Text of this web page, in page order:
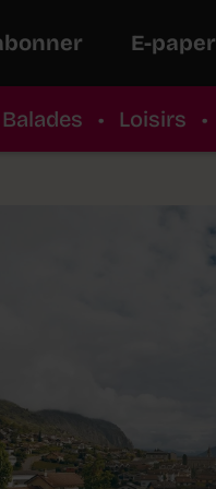
E-paper
Balades • Loisirs •